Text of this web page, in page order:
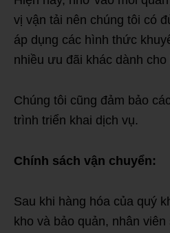
vị vận tải nên chúng tôi có
áp dụng các hình thức
nhiều ưu đãi khác dành cho
Chúng tôi cũng đảm bảo
trình triển khai dịch vụ.
Chính sách vận chuyển:
Sau khi hàng hóa của quý
kho và bảo quản, nhân